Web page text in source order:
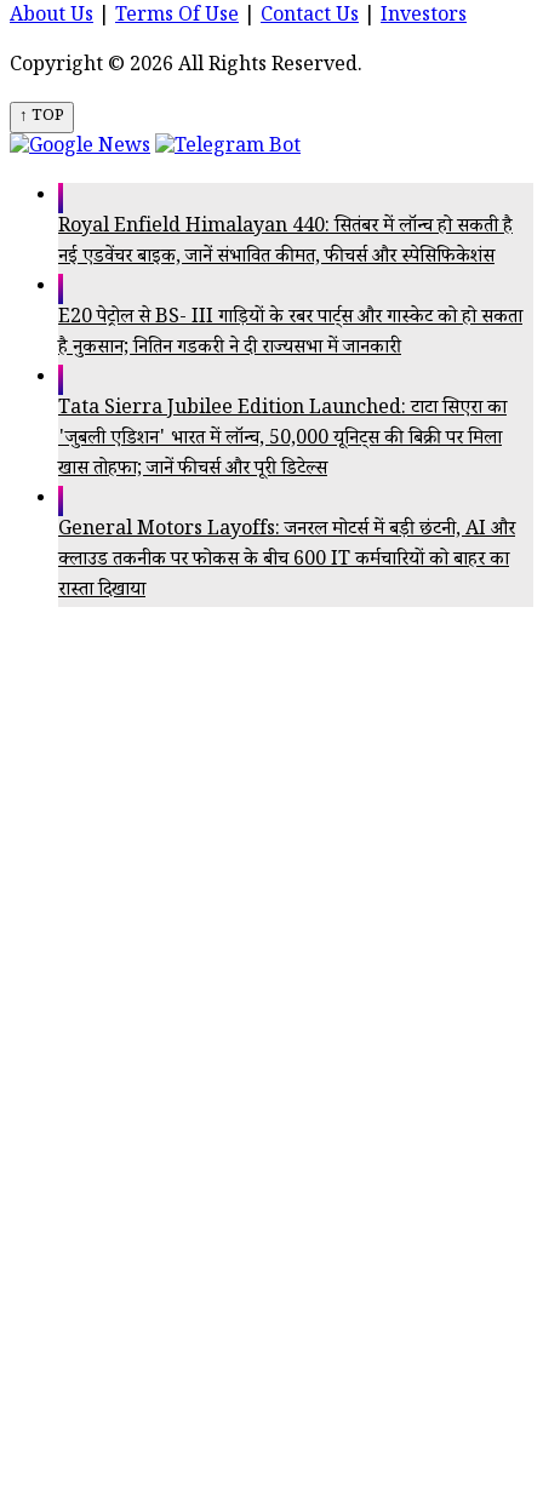
About Us Terms Of Use Contact Us
Investors
Copyright © 2026 All Rights Reserved.
↑ TOP
Royal Enfield Himalayan 440: सितंबर में लॉन्च हो सकती है
नई एडवेंचर बाइक, जानें संभावित कीमत, फीचर्स और स्पेसिफिकेशंस
E20 पेट्रोल से BS- III गाड़ियों के रबर पार्ट्स और गास्केट को हो सकता
है नुकसान; नितिन गडकरी ने दी राज्यसभा में जानकारी
Tata Sierra Jubilee Edition Launched: टाटा सिएरा का
'जुबली एडिशन' भारत में लॉन्च, 50,000 यूनिट्स की बिक्री पर मिला
खास तोहफा; जानें फीचर्स और पूरी डिटेल्स
General Motors Layoffs: जनरल मोटर्स में बड़ी छंटनी, AI और
क्लाउड तकनीक पर फोकस के बीच 600 IT कर्मचारियों को बाहर का
रास्ता दिखाया